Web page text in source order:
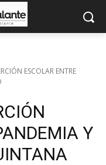
ESCOLAR ENTRE
Y